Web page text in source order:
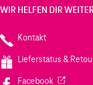
WIR HELFEN DIR
Kontakt
Lieferstatus &
Facebook(Wird in